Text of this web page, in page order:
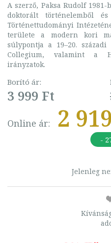
A szerző, Paksa Rudolf
doktorált történelemből
Történettudományi
területe a modern kori
súlypontja a 19–20.
Collegium, valamint a
irányzatok.
Borító ár:
3 999 Ft
Online ár: 2
-
Jelenleg